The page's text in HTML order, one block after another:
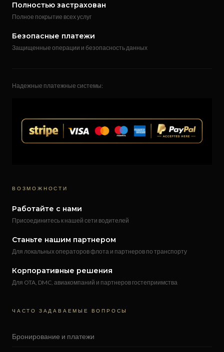
Полностью застрахован
Полное покрытие всех услуг
Безопасные платежи
Защищенные операции и безопасность данных
Надежные платежные системы:
ВОЗМОЖНОСТИ
Работайте с нами
Присоединитесь к нашей сети водителей
Станьте нашим партнером
Для локальных операторов флота и партнеров по транспорту
Корпоративные решения
Для OTA, DMC, авиакомпаний и партнеров гостеприимства
ЧАСТО ЗАДАВАЕМЫЕ ВОПРОСЫ
Бронирование и платежи